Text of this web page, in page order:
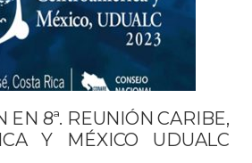
EN 8ª. REUNIÓN CARIBE,
Y MÉXICO UDUALC